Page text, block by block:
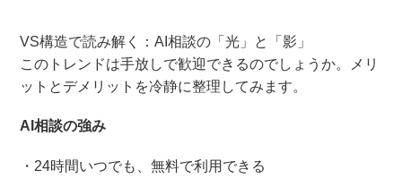
VS構造で読み解く：AI相談の「光」と「影」
このトレンドは手放しで歓迎できるのでしょうか。メリ
ットとデメリットを冷静に整理してみます。
AI相談の強み
・24時間いつでも、無料で利用できる